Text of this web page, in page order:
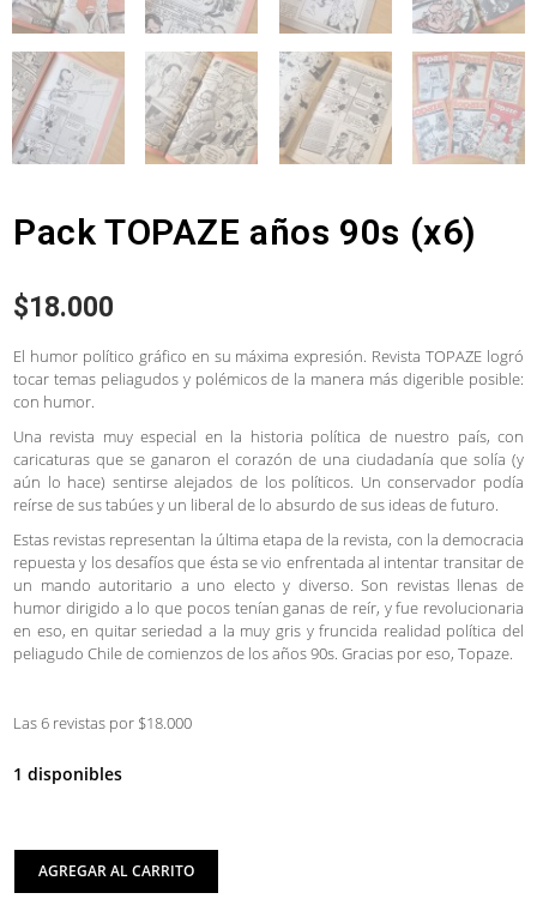
Pack TOPAZE años 90s (x6)
$18.000
El humor político gráfico en su máxima expresión. Revista TOPAZE logró
tocar temas peliagudos y polémicos de la manera más digerible posible:
con humor.
Una revista muy especial en la historia política de nuestro país, con
caricaturas que se ganaron el corazón de una ciudadanía que solía (y
aún lo hace) sentirse alejados de los políticos. Un conservador podía
reírse de sus tabúes y un liberal de lo absurdo de sus ideas de futuro.
Estas revistas representan la última etapa de la revista, con la democracia
repuesta y los desafíos que ésta se vio enfrentada al intentar transitar de
un mando autoritario a uno electo y diverso. Son revistas llenas de
humor dirigido a lo que pocos tenían ganas de reír, y fue revolucionaria
en eso, en quitar seriedad a la muy gris y fruncida realidad política del
peliagudo Chile de comienzos de los años 90s. Gracias por eso, Topaze.
Las 6 revistas por $18.000
1 disponibles
AGREGAR AL CARRITO